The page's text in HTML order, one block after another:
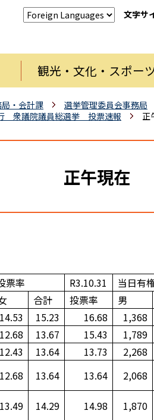
文字サ
観光・文化・スポー
・会計課 選挙管理委員会事務局
衆議院議員総選挙 投票速報 正
正午現在
票率 R3.10.31
当日有
合計 投票率 男
14.53 15.23 16.68 1,368
12.68 13.67 15.43 1,789
12.43 13.64 13.73 2,268
12.68 13.64 13.64 2,068
13.49 14.29 14.98 1,870